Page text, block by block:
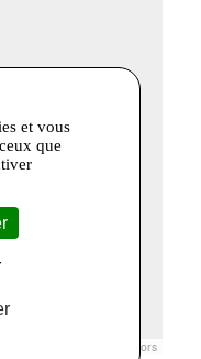
contributors
et vous
que